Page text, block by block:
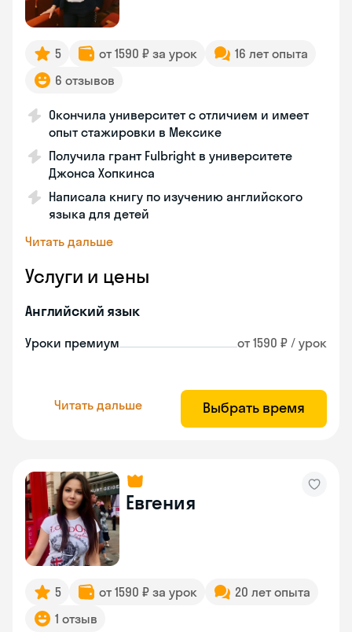
5 от 1590 ₽ за урок
16 лет опыта
6 отзывов
Окончила университет с отличием и имеет
опыт стажировки в Мексике
Получила грант Fulbright в университете
Джонса Хопкинса
Написала книгу по изучению английского
языка для детей
Читать дальше
Услуги и цены
Английский язык
Уроки премиум от 1590 ₽ / урок
Читать дальше Выбрать время
Евгения
5 от 1590 ₽ за урок
20 лет опыта
1 отзыв